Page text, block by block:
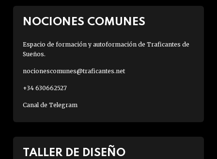
NOCIONES COMUNES
Espacio de formación y autoformación de Traficantes de
Sueños.
nocionescomunes@traficantes.net
+34 630662527
Canal de Telegram
TALLER DE DISEÑO